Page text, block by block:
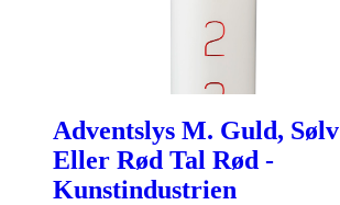
Adventslys M. Guld, Sølv
Eller Rød Tal Rød -
Kunstindustrien